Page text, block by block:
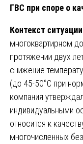
ГВС при споре о
Контекст ситуации
многоквартирном
протяжении двух
снижение
(до 45-50°C при
компания
индивидуальными
относится к
многочисленных